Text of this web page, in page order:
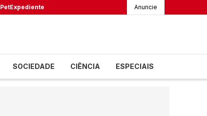
PetExpediente Anuncie
SOCIEDADE CIÊNCIA ESPECIAIS